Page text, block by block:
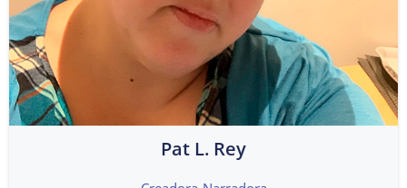
Pat L. Rey